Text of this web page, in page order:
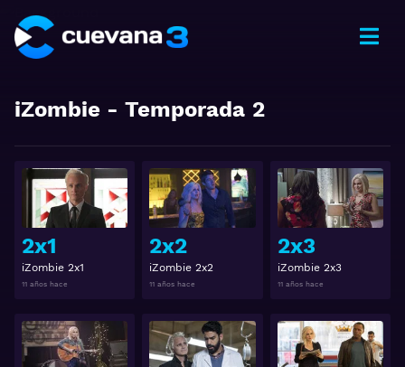
iZombie - Temporada 2
2x1
iZombie 2x1
11 años hace
Ver
2x2
iZombie 2x2
11 años hace
Ver
2x3
iZombie 2x3
11 años hace
Ver Ver